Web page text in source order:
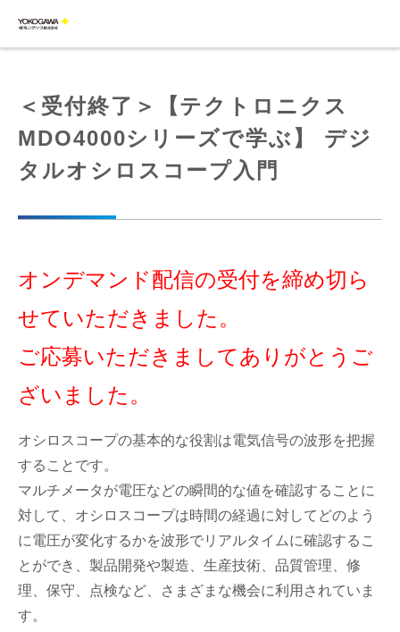
＜受付終了＞【テクトロニクス
MDO4000シリーズで学ぶ】 デジ
タルオシロスコープ入門
オンデマンド配信の受付を締め切ら
せていただきました。
ご応募いただきましてありがとうご
ざいました。
オシロスコープの基本的な役割は電気信号の波形を把握
することです。
マルチメータが電圧などの瞬間的な値を確認することに
対して、オシロスコープは時間の経過に対してどのよう
に電圧が変化するかを波形でリアルタイムに確認するこ
とができ、製品開発や製造、生産技術、品質管理、修
理、保守、点検など、さまざまな機会に利用されていま
す。